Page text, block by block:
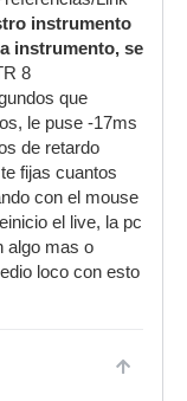
instrumento
instrumento, se
8
que
le puse -17ms
de retardo
fijas cuantos
con el mouse
el live, la pc
algo mas o
loco con esto